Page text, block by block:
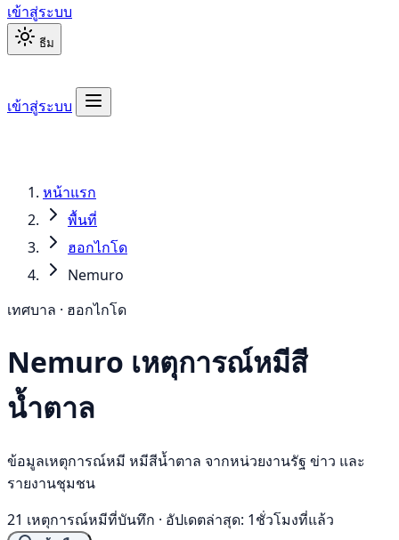
เข้าสู่ระบบ
ธีม
เข้าสู่ระบบ
หน้าแรก
พื้นที่
ฮอกไกโด
Nemuro
เทศบาล · ฮอกไกโด
Nemuro เหตุการณ์หมีสี
น้ำตาล
ข้อมูลเหตุการณ์หมี หมีสีน้ำตาล จากหน่วยงานรัฐ ข่าว และ
รายงานชุมชน
21 เหตุการณ์หมีที่บันทึก · อัปเดตล่าสุด: 1ชั่วโมงที่แล้ว